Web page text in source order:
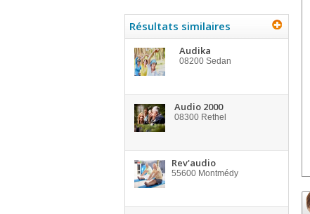
Résultats similaires
Audika
08200 Sedan
Audio 2000
08300 Rethel
Rev'audio
55600 Montmédy